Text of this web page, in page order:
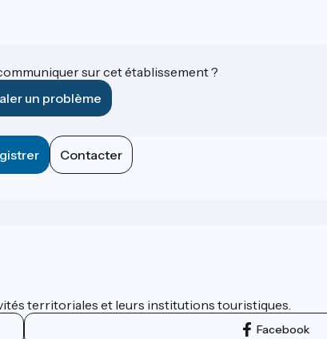
sur cet établissement ?
un problème
Contacter
territoriales et leurs institutions touristiques.
Facebook